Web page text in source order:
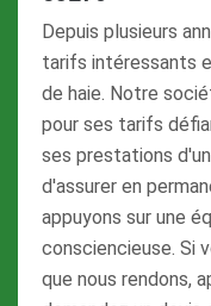
Depuis plusieurs
tarifs intéressants
de haie. Notre
pour ses tarifs
ses prestations
d'assurer en
appuyons sur une
consciencieuse. Si
que nous rendons,